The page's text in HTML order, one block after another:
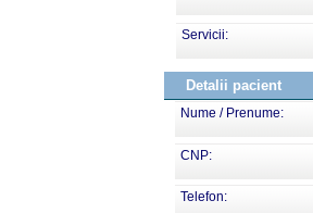
Servicii:
Detalii pacient
Nume / Prenume:
CNP:
Telefon: